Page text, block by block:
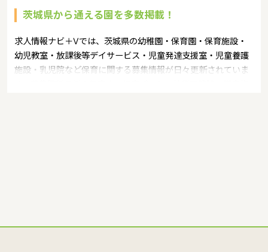
茨城県から通える園を多数掲載！
求人情報ナビ＋Vでは、茨城県の幼稚園・保育園・保育施設・
幼児教室・放課後等デイサービス・児童発達支援室・児童養護
施設・乳児院など保育に関する募集情報が日々更新されていま